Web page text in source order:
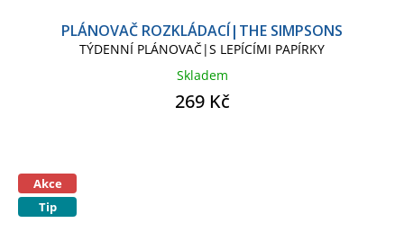
PLÁNOVAČ ROZKLÁDACÍ|THE SIMPSONS
TÝDENNÍ PLÁNOVAČ|S LEPÍCÍMI PAPÍRKY
Skladem
269 Kč
Akce
Tip